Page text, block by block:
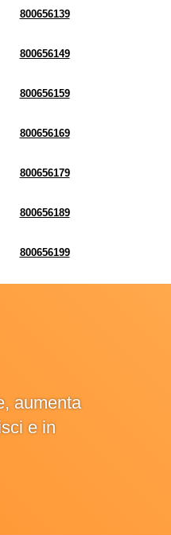
800656139
800656149
800656159
800656169
800656179
800656189
800656199
aumenta
e in